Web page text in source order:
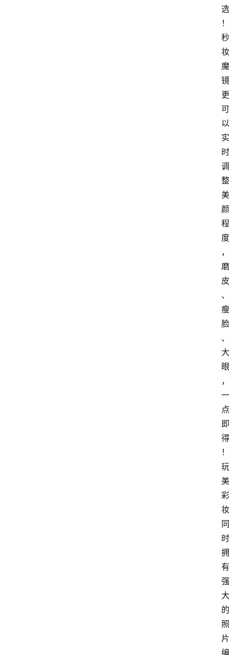
选
！
秒
妆
魔
镜
更
可
以
实
时
调
整
美
颜
程
度
，
磨
皮
、
瘦
脸
、
大
眼
，
一
点
即
得
！
玩
美
彩
妆
同
时
拥
有
强
大
的
照
片
编